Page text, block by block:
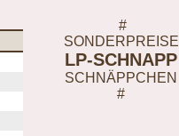
#
SONDERPREISE
LP-SCHNAPP
SCHNÄPPCHEN
#